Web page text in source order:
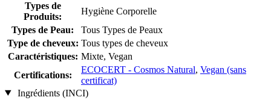
Types de
Produits:
Hygiène Corporelle
Types de Peau:
Tous Types de Peaux
Type de cheveux: Tous types de cheveux
Caractéristiques: Mixte, Vegan
Certifications:
ECOCERT - Cosmos Natural, Vegan (sans
certificat)
Ingrédients (INCI)